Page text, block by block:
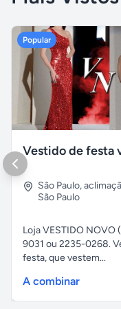
Popular
São Paulo,
São Paulo
Loja VESTIDO NOVO
9031 ou 2235-0268.
festa, que vestem...
A combinar